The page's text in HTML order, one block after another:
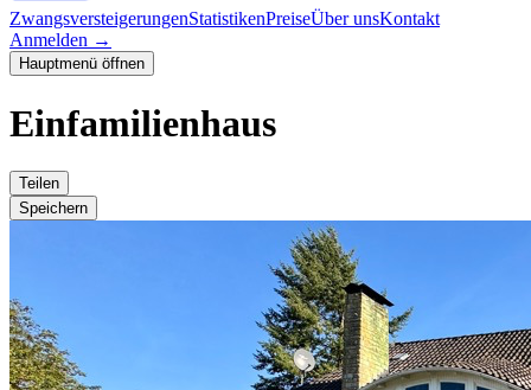
ZwangsversteigerungenStatistikenPreiseÜber unsKontakt
Anmelden →
Hauptmenü öffnen
Einfamilienhaus
Teilen
Speichern